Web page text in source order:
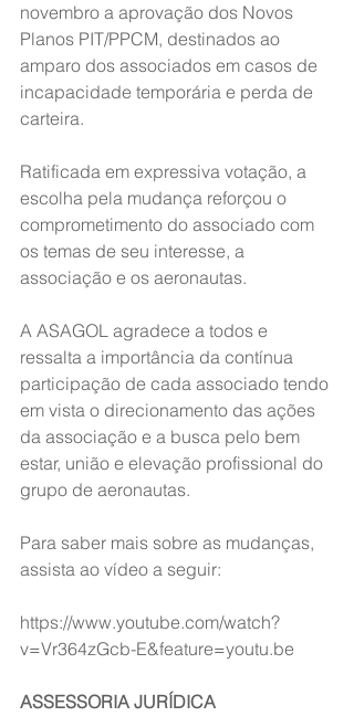
novembro a aprovação dos Novos
Planos PIT/PPCM, destinados ao
amparo dos associados em casos de
incapacidade temporária e perda de
carteira.
Ratificada em expressiva votação, a
escolha pela mudança reforçou o
comprometimento do associado com
os temas de seu interesse, a
associação e os aeronautas.
A ASAGOL agradece a todos e
ressalta a importância da contínua
participação de cada associado tendo
em vista o direcionamento das ações
da associação e a busca pelo bem
estar, união e elevação profissional do
grupo de aeronautas.
Para saber mais sobre as mudanças,
assista ao vídeo a seguir:
https://www.youtube.com/watch?
v=Vr364zGcb-E&feature=youtu.be
ASSESSORIA JURÍDICA